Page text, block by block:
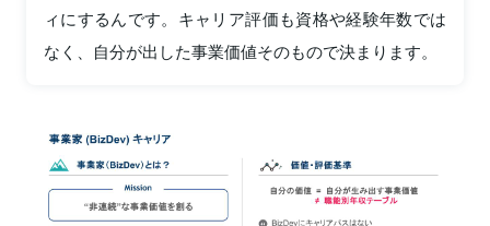
ィにするんです。キャリア評価も資格や経験年数では
なく、自分が出した事業価値そのもので決まります。